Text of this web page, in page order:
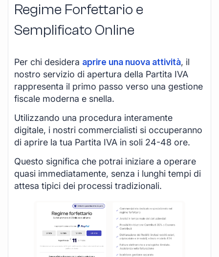
Regime Forfettario e
Semplificato Online
Per chi desidera aprire una nuova attività, il
nostro servizio di apertura della Partita IVA
rappresenta il primo passo verso una gestione
fiscale moderna e snella.
Utilizzando una procedura interamente
digitale, i nostri commercialisti si occuperanno
di aprire la tua Partita IVA in soli 24-48 ore.
Questo significa che potrai iniziare a operare
quasi immediatamente, senza i lunghi tempi di
attesa tipici dei processi tradizionali.